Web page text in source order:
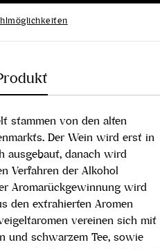
stammen von den alten
Der Wein wird erst in
ausgebaut, danach wird
Verfahren der Alkohol
Aromarückgewinnung wird
den extrahierten Aromen
vereinen sich mit
und schwarzem Tee, sowie